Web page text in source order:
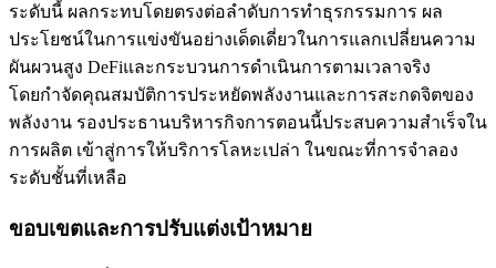
ระดับนี้ ผลกระทบโดยตรงต่อลําดับการทําธุรกรรมการ ผล
ประโยชน์ในการแข่งขันอย่างเด็ดเดี่ยวในการแลกเปลี่ยนความ
ผันผวนสูง DeFiและกระบวนการดําเนินการตามเวลาจริง
โดยกําจัดคุณสมบัติการประหยัดพลังงานและการสะกดจิตของ
พลังงาน รองประธานบริหารกิจการตอนนี้ประสบความสําเร็จใน
การผลิต เข้าสู่การให้บริการโลหะเปล่า ในขณะที่การจําลอง
ระดับชั้นที่เหลือ
ขอบเขตและการปรับแต่งเป้าหมาย